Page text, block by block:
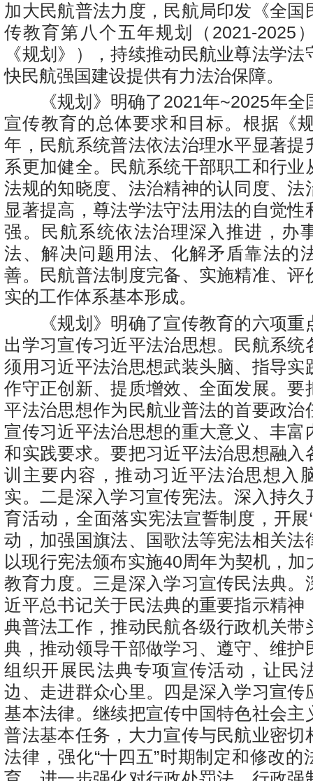
加大民航普法力度，民航局印发《全国
传教育第八个五年规划（2021-2025
《规划》），持续推动民航业尊法学
快民航强国建设提供有力法治保障。
《规划》明确了2021年~2025年全
宣传教育的总体要求和目标。根据《
年，民航系统普法依法治理水平显著提
系更加健全。民航系统干部职工和行业
法规的知晓度、法治精神的认同度、法
显著提高，尊法学法守法用法的自觉性
强。民航系统依法治理深入推进，办
法、解决问题用法、化解矛盾靠法的
善。民航普法制度完备、实施精准、评
实的工作体系基本形成。
《规划》明确了宣传教育的六项重
出学习宣传习近平法治思想。民航系统
须用习近平法治思想武装头脑、指导实
作守正创新、提质增效、全面发展。要
平法治思想作为民航业普法的首要政治
宣传习近平法治思想的重大意义、丰富
和实践要求。要把习近平法治思想融入
训主要内容，推动习近平法治思想入
实。二是深入学习宣传宪法。深入持久
育活动，全面落实宪法宣誓制度，开展
动，加强国旗法、国歌法等宪法相关法
以现行宪法颁布实施40周年为契机，加
教育力度。三是深入学习宣传民法典。
近平总书记关于民法典的重要指示精神
典普法工作，推动民航各级行政机关带
典，推动领导干部做学习、遵守、维护
组织开展民法典专项宣传活动，让民
边、走进群众心里。四是深入学习宣传
基本法律。继续把宣传中国特色社会主
普法基本任务，大力宣传与民航业密切
法律，强化“十四五”时期制定和修改的